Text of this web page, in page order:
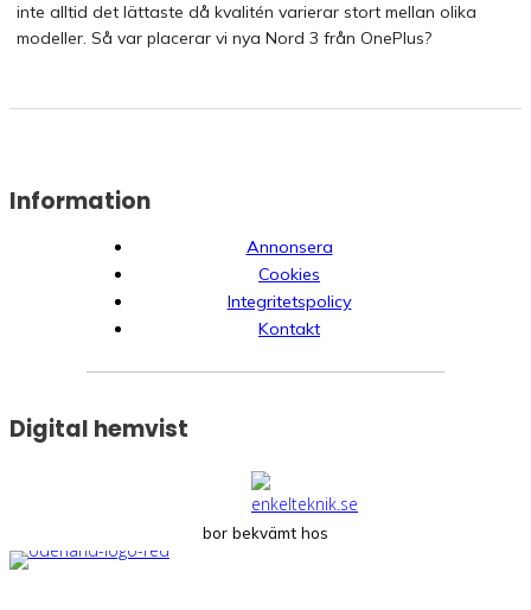
inte alltid det lättaste då kvalitén varierar stort mellan olika
modeller. Så var placerar vi nya Nord 3 från OnePlus?
Information
Annonsera
Cookies
Integritetspolicy
Kontakt
Digital hemvist
bor bekvämt hos